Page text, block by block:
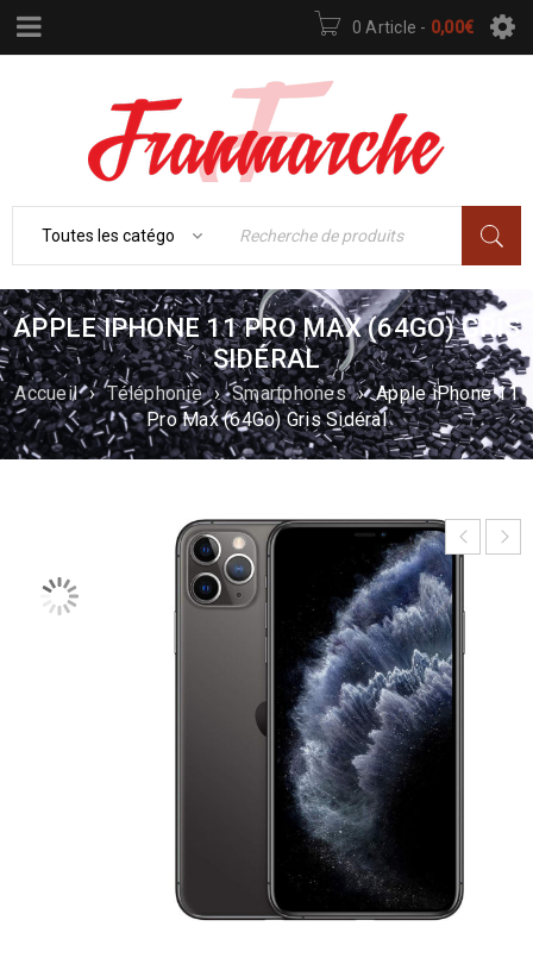
0 Article - 0,00€
APPLE IPHONE 11 PRO MAX (64GO) GRIS
SIDÉRAL
Accueil › Téléphonie › Smartphones › Apple iPhone 11
Pro Max (64Go) Gris Sidéral